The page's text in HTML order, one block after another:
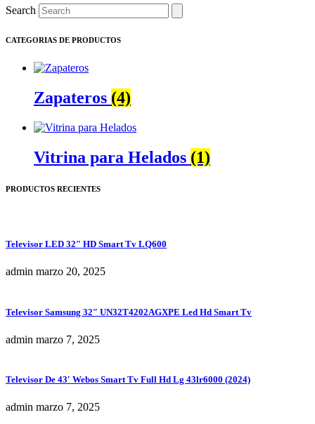
Search
CATEGORIAS DE PRODUCTOS
Zapateros (4)
Vitrina para Helados (1)
PRODUCTOS RECIENTES
Televisor LED 32″ HD Smart Tv LQ600
admin marzo 20, 2025
Televisor Samsung 32″ UN32T4202AGXPE Led Hd Smart Tv
admin marzo 7, 2025
Televisor De 43′ Webos Smart Tv Full Hd Lg 43lr6000 (2024)
admin marzo 7, 2025